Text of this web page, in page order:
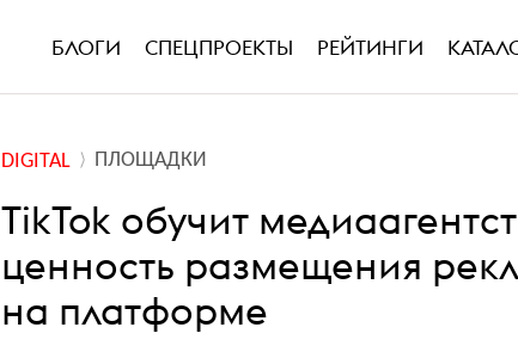
БЛОГИ СПЕЦПРОЕКТЫ РЕЙТИНГИ
DIGITAL ПЛОЩАДКИ
TikTok обучит
ценность размещения
на платформе